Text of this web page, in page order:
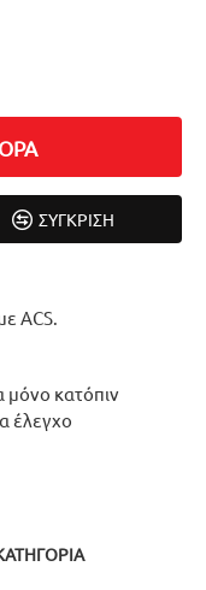
ΣΎΓΚΡΙΣΗ
ACS.
μόνο κατόπιν
έλεγχο